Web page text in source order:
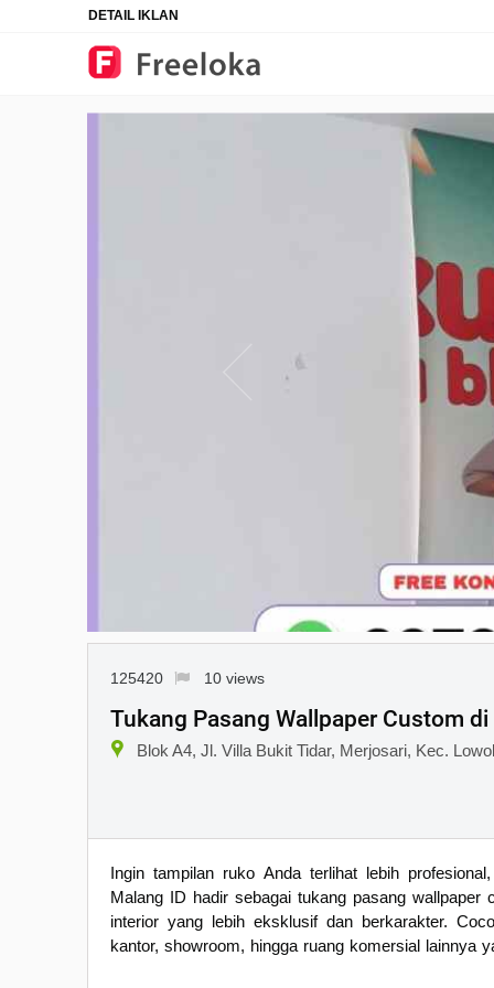
DETAIL IKLAN
125420 10 views
Tukang Pasang Wallpaper Custom
Blok A4, Jl. Villa Bukit Tidar, Merjosari, Kec.
Ingin tampilan ruko Anda terlihat lebih
Malang ID hadir sebagai tukang pasang
interior yang lebih eksklusif dan berkarakter.
kantor, showroom, hingga ruang komersial lainnya